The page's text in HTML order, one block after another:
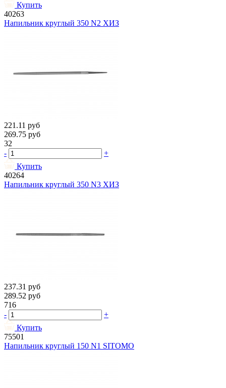
Купить
40263
Напильник круглый 350 N2 ХИЗ
221.11 руб
269.75 руб
32
-
+
Купить
40264
Напильник круглый 350 N3 ХИЗ
237.31 руб
289.52 руб
716
-
+
Купить
75501
Напильник круглый 150 N1 SITOMO